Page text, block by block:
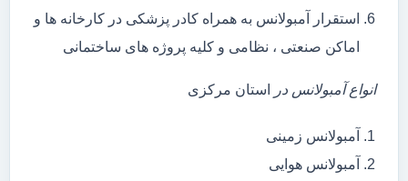
استقرار آمبولانس به همراه کادر پزشکی در کارخانه ها و
اماکن صنعتی ، نظامی و کلیه پروژه های ساختمانی
انواع آمبولانس در استان مرکزی
آمبولانس زمینی
آمبولانس هوایی